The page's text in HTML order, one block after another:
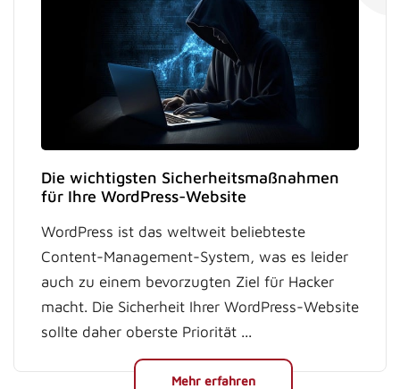
Die wichtigsten Sicherheitsmaßnahmen
für Ihre WordPress-Website
WordPress ist das weltweit beliebteste
Content-Management-System, was es leider
auch zu einem bevorzugten Ziel für Hacker
macht. Die Sicherheit Ihrer WordPress-Website
sollte daher oberste Priorität ...
Mehr erfahren